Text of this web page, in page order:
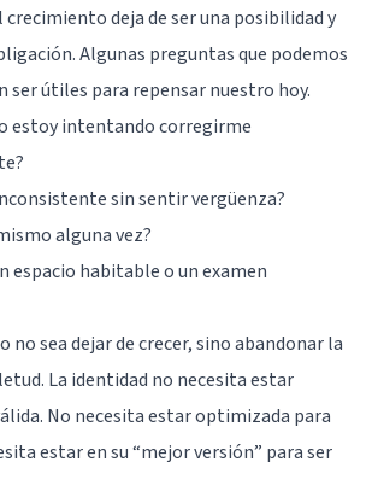
crecimiento deja de ser una posibilidad y
Algunas preguntas que podemos
ser útiles para repensar nuestro hoy.
estoy intentando corregirme
sin sentir vergüenza?
alguna vez?
espacio habitable o un examen
no sea dejar de crecer, sino abandonar la
La identidad no necesita estar
No necesita estar optimizada para
estar en su “mejor versión” para ser